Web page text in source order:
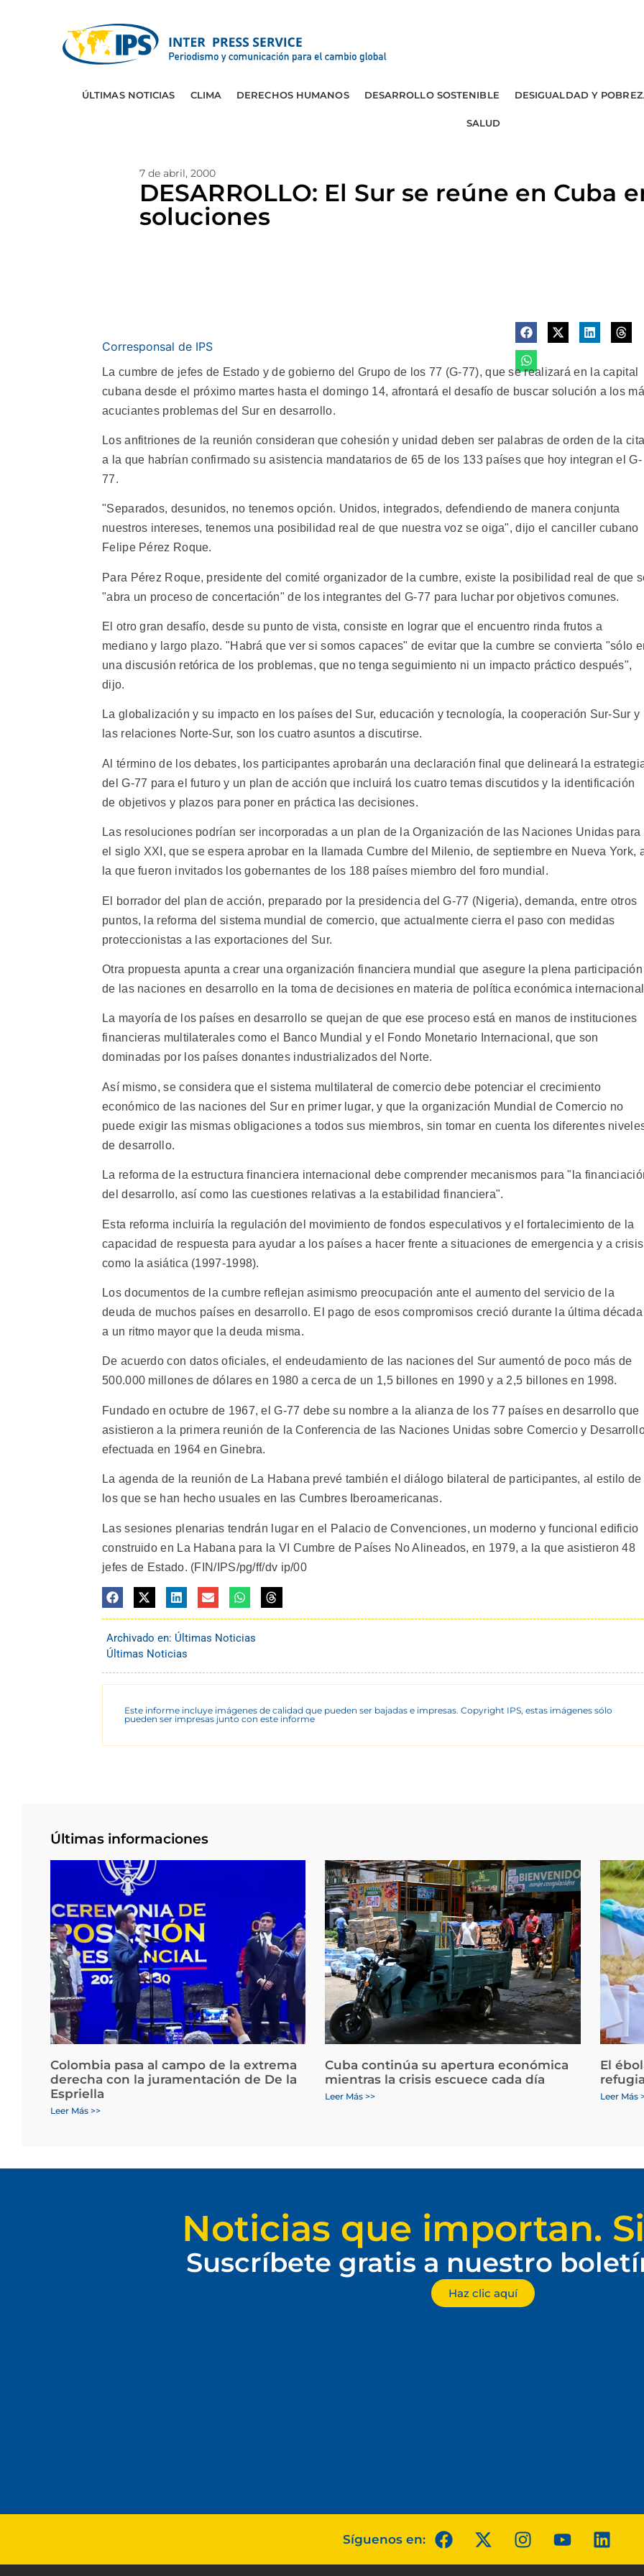
ÚLTIMAS NOTICIAS CLIMA DERECHOS HUMANOS DESARROLLO SOSTENIBLE DESIGUALDAD Y
SALUD
7 de abril, 2000
DESARROLLO: El Sur se reúne en Cuba
soluciones
Corresponsal de IPS
La cumbre de jefes de Estado y de gobierno del Grupo de los 77 (G-77), que se realizará en la capital
cubana desde el próximo martes hasta el domingo 14, afrontará el desafío de buscar solución a los
acuciantes problemas del Sur en desarrollo.
Los anfitriones de la reunión consideran que cohesión y unidad deben ser palabras de orden de la
a la que habrían confirmado su asistencia mandatarios de 65 de los 133 países que hoy integran el G-
77.
"Separados, desunidos, no tenemos opción. Unidos, integrados, defendiendo de manera conjunta
nuestros intereses, tenemos una posibilidad real de que nuestra voz se oiga", dijo el canciller cubano
Felipe Pérez Roque.
Para Pérez Roque, presidente del comité organizador de la cumbre, existe la posibilidad real de que
"abra un proceso de concertación" de los integrantes del G-77 para luchar por objetivos comunes.
El otro gran desafío, desde su punto de vista, consiste en lograr que el encuentro rinda frutos a
mediano y largo plazo. "Habrá que ver si somos capaces" de evitar que la cumbre se convierta "sólo
una discusión retórica de los problemas, que no tenga seguimiento ni un impacto práctico después",
dijo.
La globalización y su impacto en los países del Sur, educación y tecnología, la cooperación Sur-Sur y
las relaciones Norte-Sur, son los cuatro asuntos a discutirse.
Al término de los debates, los participantes aprobarán una declaración final que delineará la
del G-77 para el futuro y un plan de acción que incluirá los cuatro temas discutidos y la identificación
de objetivos y plazos para poner en práctica las decisiones.
Las resoluciones podrían ser incorporadas a un plan de la Organización de las Naciones Unidas para
el siglo XXI, que se espera aprobar en la llamada Cumbre del Milenio, de septiembre en Nueva York,
la que fueron invitados los gobernantes de los 188 países miembro del foro mundial.
El borrador del plan de acción, preparado por la presidencia del G-77 (Nigeria), demanda, entre otros
puntos, la reforma del sistema mundial de comercio, que actualmente cierra el paso con medidas
proteccionistas a las exportaciones del Sur.
Otra propuesta apunta a crear una organización financiera mundial que asegure la plena participación
de las naciones en desarrollo en la toma de decisiones en materia de política económica
La mayoría de los países en desarrollo se quejan de que ese proceso está en manos de instituciones
financieras multilaterales como el Banco Mundial y el Fondo Monetario Internacional, que son
dominadas por los países donantes industrializados del Norte.
Así mismo, se considera que el sistema multilateral de comercio debe potenciar el crecimiento
económico de las naciones del Sur en primer lugar, y que la organización Mundial de Comercio no
puede exigir las mismas obligaciones a todos sus miembros, sin tomar en cuenta los diferentes
de desarrollo.
La reforma de la estructura financiera internacional debe comprender mecanismos para "la
del desarrollo, así como las cuestiones relativas a la estabilidad financiera".
Esta reforma incluiría la regulación del movimiento de fondos especulativos y el fortalecimiento de la
capacidad de respuesta para ayudar a los países a hacer frente a situaciones de emergencia y a crisis
como la asiática (1997-1998).
Los documentos de la cumbre reflejan asimismo preocupación ante el aumento del servicio de la
deuda de muchos países en desarrollo. El pago de esos compromisos creció durante la última década
a un ritmo mayor que la deuda misma.
De acuerdo con datos oficiales, el endeudamiento de las naciones del Sur aumentó de poco más de
500.000 millones de dólares en 1980 a cerca de un 1,5 billones en 1990 y a 2,5 billones en 1998.
Fundado en octubre de 1967, el G-77 debe su nombre a la alianza de los 77 países en desarrollo que
asistieron a la primera reunión de la Conferencia de las Naciones Unidas sobre Comercio y
efectuada en 1964 en Ginebra.
La agenda de la reunión de La Habana prevé también el diálogo bilateral de participantes, al estilo de
los que se han hecho usuales en las Cumbres Iberoamericanas.
Las sesiones plenarias tendrán lugar en el Palacio de Convenciones, un moderno y funcional edificio
construido en La Habana para la VI Cumbre de Países No Alineados, en 1979, a la que asistieron 48
jefes de Estado. (FIN/IPS/pg/ff/dv ip/00
Archivado en: Últimas Noticias
Últimas Noticias
Este informe incluye imágenes de calidad que pueden ser bajadas e impresas. Copyright IPS, estas imágenes sólo
pueden ser impresas junto con este informe
Últimas informaciones
Colombia pasa al campo de la extrema
derecha con la juramentación de De la
Espriella
Leer Más >>
Cuba continúa su apertura económica
mientras la crisis escuece cada día
Leer Más >>
El
Leer Más
Noticias que importan.
Suscríbete gratis a nuestro
Haz clic aquí
Síguenos en: